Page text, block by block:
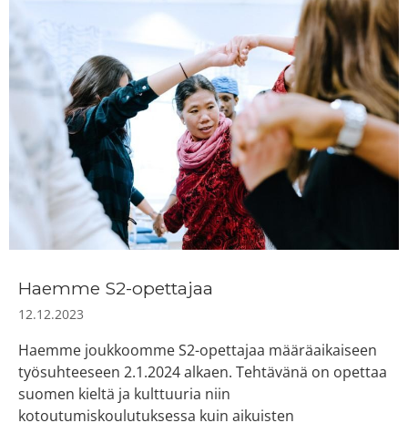
Haemme S2-opettajaa
12.12.2023
Haemme joukkoomme S2-opettajaa määräaikaiseen
työsuhteeseen 2.1.2024 alkaen. Tehtävänä on opettaa
suomen kieltä ja kulttuuria niin
kotoutumiskoulutuksessa kuin aikuisten